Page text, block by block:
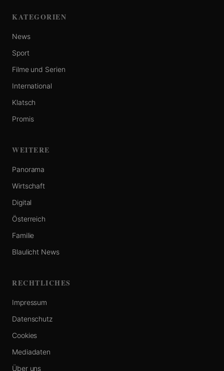
KATEGORIEN
News
Sport
Filme und Serien
International
Klatsch
Promis
WEITERE
Panorama
Wirtschaft
Digital
Österreich
Familie
Blaulicht News
RECHTLICHES
Impressum
Datenschutz
Cookies
Mediadaten
Über uns